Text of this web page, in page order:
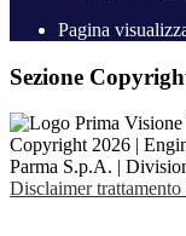
Pagina
Sezione
Copyright 2026 |
Parma S.p.A. |
Disclaimer